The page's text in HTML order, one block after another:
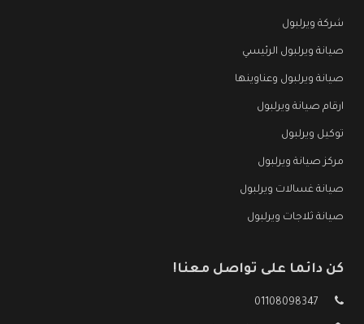
شركة ويرلبول
صيانة ويرلبول الرئيسي
صيانة ويرلبول وعناوينها
ارقام صيانة ويرلبول
توكيل ويرلبول
مركز صيانة ويرلبول
صيانة غسالات ويرلبول
صيانة ثلاجات ويرلبول
كن دائما على تواصل معنا!
01108098347